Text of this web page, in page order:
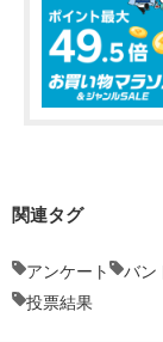
関連タグ
アンケート バン
投票結果